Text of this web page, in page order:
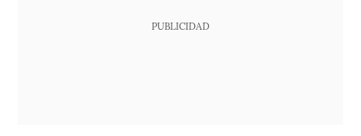
PUBLICIDAD